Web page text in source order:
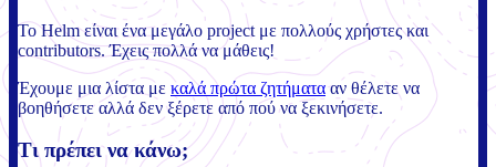
Το Helm είναι ένα μεγάλο project με πολλούς χρήστες και
contributors. Έχεις πολλά να μάθεις!
Έχουμε μια λίστα με καλά πρώτα ζητήματααν θέλετε να
βοηθήσετε αλλά δεν ξέρετε από πού να ξεκινήσετε.
Τι πρέπει να κάνω;